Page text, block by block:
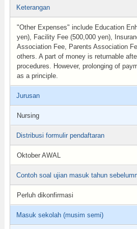
Keterangan
"Other Expenses" include Education
yen), Facility Fee (500,000 yen),
Association Fee, Parents Association
others. A part of money is returnable
procedures. However, prolonging of
as a principle.
Jurusan
Nursing
Distribusi formulir pendaftaran
Oktober AWAL
Contoh soal ujian masuk tahun
Perluh dikonfirmasi
Masuk sekolah (musim semi)